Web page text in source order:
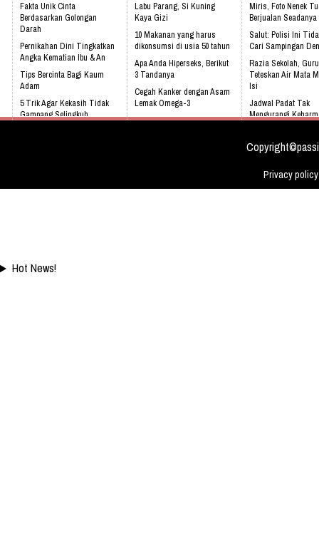
Fakta Unik Cinta
Berdasarkan Golongan
Darah
Pernikahan Dini Tingkatkan
Angka Kematian Ibu & An
Tips Bercinta Bagi Kaum
Adam
5 Trik Agar Kekasih Tidak
Gampang Selingkuh
Labu Parang, Si Kuning
Kaya Gizi
10 Makanan yang harus
dikonsumsi di usia 50 tahun
Apa Anda Hiperseks, Berikut
3 Tandanya
Cegah Kanker dengan Asam
Lemak Omega-3
Bahaya Mendengkur
Miris, Foto Nenek
Berjualan
Salut: Polisi Ini
Cari Sampingan
Razia Sekolah, Guru
Teteskan Air Mata
Isi
Jadwal Padat Tak
Mengurangi
Video: Masya Allah,
Meskipun Cacat
Privacy policy
Hot News!